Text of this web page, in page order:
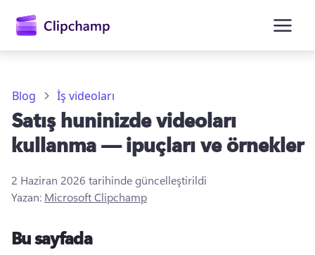
Ücretsiz deneyin
Blog İş videoları
Satış huninizde videoları
kullanma — ipuçları ve örnekler
2 Haziran 2026 tarihinde güncelleştirildi
Yazan: Microsoft Clipchamp
Bu sayfada